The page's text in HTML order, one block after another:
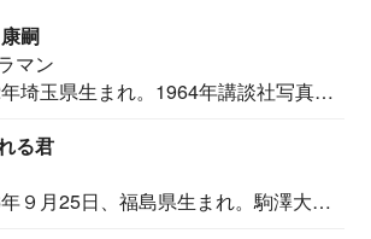
嗣
マン
埼玉県生まれ。1964年講談社写真部
る君
９月25日、福島県生まれ。駒澤大学